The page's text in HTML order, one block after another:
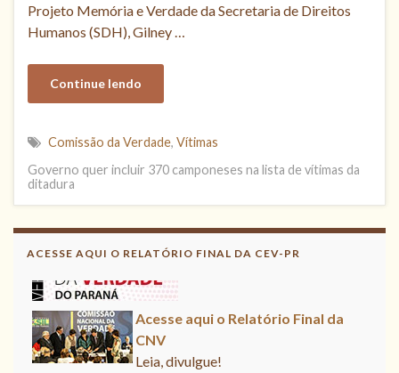
Projeto Memória e Verdade da Secretaria de Direitos
Humanos (SDH), Gilney …
Continue lendo
Comissão da Verdade, Vítimas
Governo quer incluir 370 camponeses na lista de vítimas da
ditadura
ACESSE AQUI O RELATÓRIO FINAL DA CEV-PR
Acesse aqui
Leia, contribua !
Acesse aqui o Relatório Final da
CNV
Leia, divulgue!